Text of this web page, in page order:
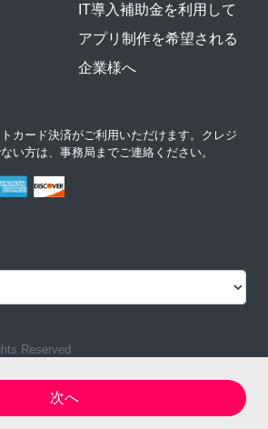
IT導入補助金を利用して
アプリ制作を希望される
企業様へ
カード決済がご利用いただけます。クレジ
い方は、事務局までご連絡ください。
Reserved